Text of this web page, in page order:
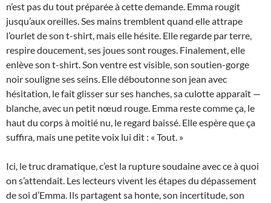
n’est pas du tout préparée à cette demande. Emma rougit
jusqu’aux oreilles. Ses mains tremblent quand elle attrape
l’ourlet de son t-shirt, mais elle hésite. Elle regarde par terre,
respire doucement, ses joues sont rouges. Finalement, elle
enlève son t-shirt. Son ventre est visible, son soutien-gorge
noir souligne ses seins. Elle déboutonne son jean avec
hésitation, le fait glisser sur ses hanches, sa culotte apparaît —
blanche, avec un petit nœud rouge. Emma reste comme ça, le
haut du corps à moitié nu, le regard baissé. Elle espère que ça
suffira, mais une petite voix lui dit : « Tout. »
Ici, le truc dramatique, c’est la rupture soudaine avec ce à quoi
on s’attendait. Les lecteurs vivent les étapes du dépassement
de soi d’Emma. Ils partagent sa honte, son incertitude, son